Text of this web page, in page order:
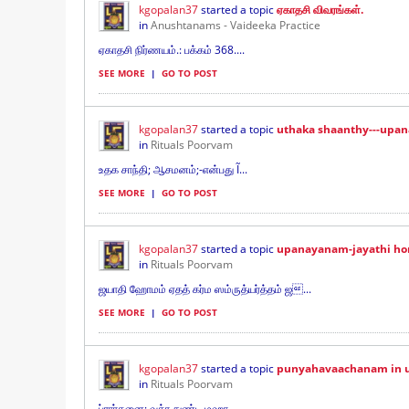
kgopalan37started a topicஏகாதசி விவரங்கள்.
inAnushtanams - Vaideeka Practice
ஏகாதசி நிர்ணயம்.: பக்கம் 368....
SEE MORE | GO TO POST
kgopalan37started a topic uthaka shaanthy---
in Rituals Poorvam
உதக சாந்தி; ஆசமனம்;-என்பது Ĩ...
SEE MORE | GO TO POST
kgopalan37started a topic upanayanam-jayathi
in Rituals Poorvam
ஜயாதி ஹோமம் ஏதத் கர்ம ஸம்ருத்யர்த்தம் ஜ...
SEE MORE | GO TO POST
kgopalan37started a topic punyahavaachanam in
in Rituals Poorvam